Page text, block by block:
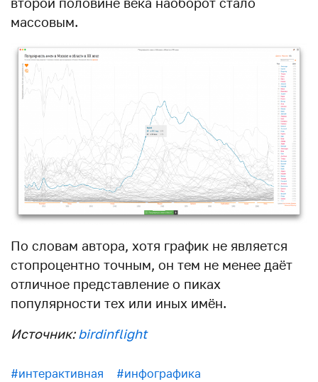
массовым.
По словам автора, хотя график не является
стопроцентно точным, он тем не менее даёт
отличное представление о пиках
популярности тех или иных имён.
Источник:birdinflight
#интерактивная #инфографика